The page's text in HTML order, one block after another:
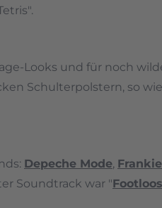
Looks und für noch
Schulterpolstern, so
Depeche Mode,
Soundtrack war "